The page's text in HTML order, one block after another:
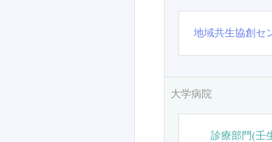
地域共生協創セ
大学病院
診療部門(壬